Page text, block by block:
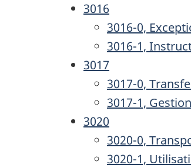
3016
3016-0,
3016-1,
3017
3017-0,
3017-1,
3020
3020-0,
3020-1,